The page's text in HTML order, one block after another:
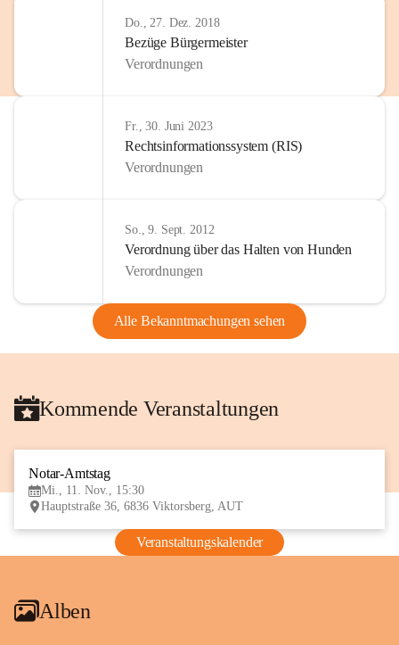
Do., 27. Dez. 2018
Bezüge Bürgermeister
Verordnungen
Fr., 30. Juni 2023
Rechtsinformationssystem (RIS)
Verordnungen
So., 9. Sept. 2012
Verordnung über das Halten von Hunden
Verordnungen
Alle Bekanntmachungen sehen
Kommende Veranstaltungen
Notar-Amtstag
Mi., 11. Nov., 15:30
Hauptstraße 36, 6836 Viktorsberg, AUT
Veranstaltungskalender
Alben